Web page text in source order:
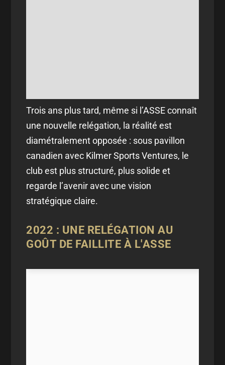
Trois ans plus tard, même si l’ASSE connaît
une nouvelle relégation, la réalité est
diamétralement opposée : sous pavillon
canadien avec Kilmer Sports Ventures, le
club est plus structuré, plus solide et
regarde l’avenir avec une vision
stratégique claire.
2022 : UNE RELÉGATION AU
GOÛT DE FAILLITE À L'ASSE